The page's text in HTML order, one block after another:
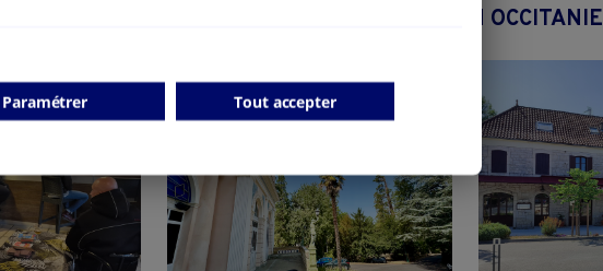
ET RESTAURATION" DE LA REGION OCCITANIE
Paramétrer Tout accepter